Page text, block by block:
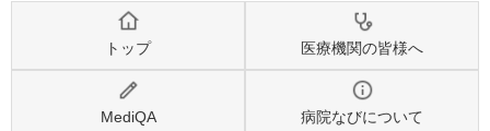
トップ 医療機関の皆様へ
MediQA 病院なびについて